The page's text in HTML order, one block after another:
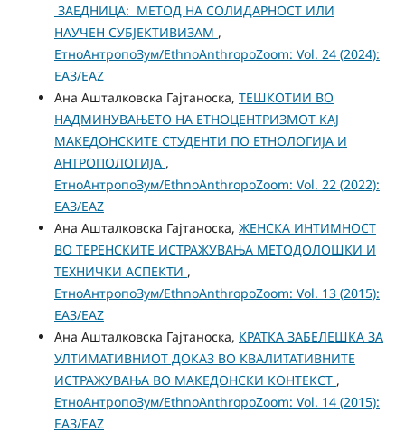
ЗАЕДНИЦА: МЕТОД НА СОЛИДАРНОСТ ИЛИ
НАУЧЕН СУБЈЕКТИВИЗАМ ,
ЕтноАнтропоЗум/EthnoAnthropoZoom: Vol. 24 (2024):
ЕАЗ/EAZ
Ана Ашталковска Гајтаноска, ТЕШКОТИИ ВО
НАДМИНУВАЊЕТО НА ЕТНОЦЕНТРИЗМОТ КАЈ
МАКЕДОНСКИТЕ СТУДЕНТИ ПО ЕТНОЛОГИЈА И
АНТРОПОЛОГИЈА ,
ЕтноАнтропоЗум/EthnoAnthropoZoom: Vol. 22 (2022):
ЕАЗ/EAZ
Ана Ашталковска Гајтаноска, ЖЕНСКА ИНТИМНОСТ
ВО ТЕРЕНСКИТЕ ИСТРАЖУВАЊА МЕТОДОЛОШКИ И
ТЕХНИЧКИ АСПЕКТИ ,
ЕтноАнтропоЗум/EthnoAnthropoZoom: Vol. 13 (2015):
ЕАЗ/EAZ
Ана Ашталковска Гајтаноска, КРАТКА ЗАБЕЛЕШКА ЗА
УЛТИМАТИВНИОТ ДОКАЗ ВО КВАЛИТАТИВНИТЕ
ИСТРАЖУВАЊА ВО МАКЕДОНСКИ КОНТЕКСТ ,
ЕтноАнтропоЗум/EthnoAnthropoZoom: Vol. 14 (2015):
ЕАЗ/EAZ